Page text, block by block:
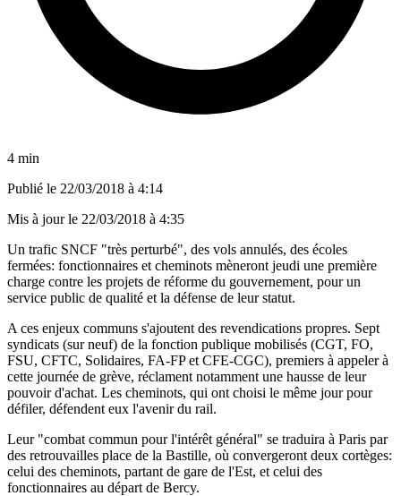
4 min
Publié le 22/03/2018 à 4:14
Mis à jour le 22/03/2018 à 4:35
Un trafic SNCF "très perturbé", des vols annulés, des écoles
fermées: fonctionnaires et cheminots mèneront jeudi une première
charge contre les projets de réforme du gouvernement, pour un
service public de qualité et la défense de leur statut.
A ces enjeux communs s'ajoutent des revendications propres. Sept
syndicats (sur neuf) de la fonction publique mobilisés (CGT, FO,
FSU, CFTC, Solidaires, FA-FP et CFE-CGC), premiers à appeler à
cette journée de grève, réclament notamment une hausse de leur
pouvoir d'achat. Les cheminots, qui ont choisi le même jour pour
défiler, défendent eux l'avenir du rail.
Leur "combat commun pour l'intérêt général" se traduira à Paris par
des retrouvailles place de la Bastille, où convergeront deux cortèges:
celui des cheminots, partant de gare de l'Est, et celui des
fonctionnaires au départ de Bercy.